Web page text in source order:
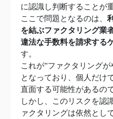
に認識し判断することが
ここで問題となるのは、
を結ぶファクタリング業
違法な手数料を請求する
す。
これが”ファクタリング
となっており、個人だけ
直面する可能性があるので
しかし、このリスクを認
ァクタリングは依然とし